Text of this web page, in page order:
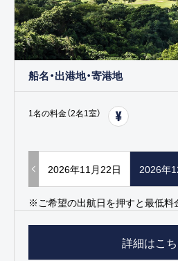
船名・出港地・寄港地
1名の料金（2名1室）
2026年11月22日 2026年
※ご希望の出航日を押すと最低料
詳細はこ